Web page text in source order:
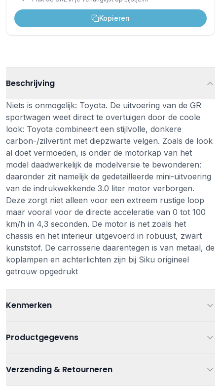
Kopieren
Beschrijving
Niets is onmogelijk: Toyota. De uitvoering van de GR
sportwagen weet direct te overtuigen door de coole
look: Toyota combineert een stijlvolle, donkere
carbon-/zilvertint met diepzwarte velgen. Zoals de look
al doet vermoeden, is onder de motorkap van het
model daadwerkelijk de modelversie te bewonderen:
daaronder zit namelijk de gedetailleerde mini-uitvoering
van de indrukwekkende 3.0 liter motor verborgen.
Deze zorgt niet alleen voor een extreem rustige loop
maar vooral voor de directe acceleratie van 0 tot 100
km/h in 4,3 seconden. De motor is net zoals het
chassis en het interieur uitgevoerd in robuust, zwart
kunststof. De carrosserie daarentegen is van metaal, de
koplampen en achterlichten zijn bij Siku origineel
getrouw opgedrukt
Kenmerken
Productgegevens
Artikelnummer
Verzending & Retourneren